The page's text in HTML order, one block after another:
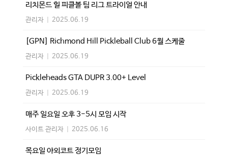
리치몬드 힐 피클볼 팀 리그 트라이얼 안내
관리자 2025.06.19
[GPN] Richmond Hill Pickleball Club 6월 스케줄
관리자 2025.06.19
Pickleheads GTA DUPR 3.00+ Level
관리자 2025.06.19
매주 일요일 오후 3-5시 모임 시작
사이트 관리자 2025.06.16
목요일 야외코트 정기모임